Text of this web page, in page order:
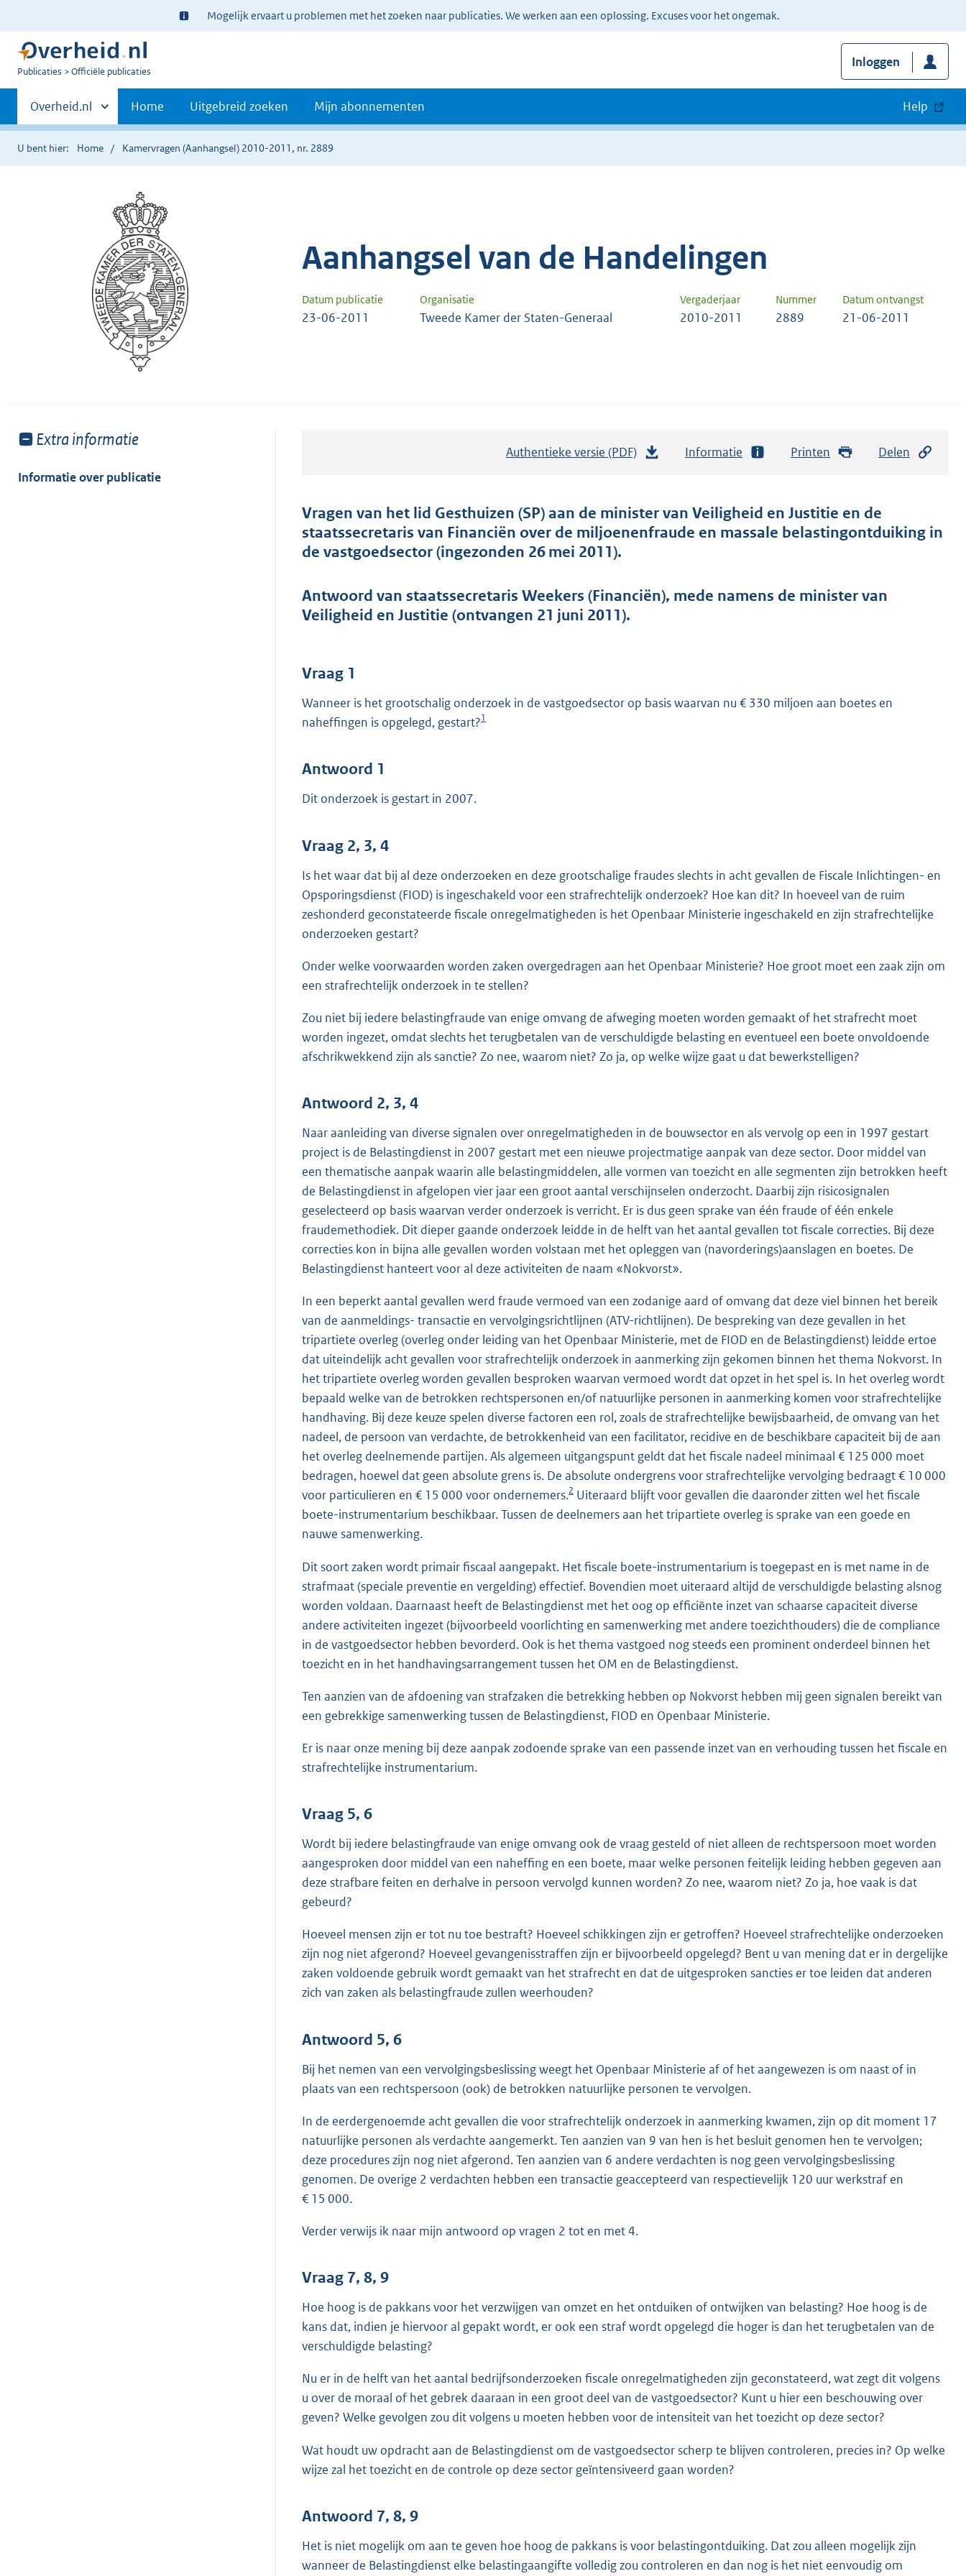
Ter
informatie:
Mogelijk ervaart u problemen met het zoeken naar publicaties. We werken aan een oplossing. Excuses voor het ongemak.
U
Publicaties Officiële publicaties
Inloggen
Primaire
navigatie
Andere
sites
binnen
Overheid.nl Home Uitgebreid zoeken Mijn abonnementen Help
U bent hier: Home Kamervragen (Aanhangsel) 2010-2011, nr. 2889
Aanhangsel van de Handelingen
Datum publicatie Organisatie Vergaderjaar Nummer Datum ontvangst
23-06-2011 Tweede Kamer der Staten-Generaal 2010-2011 2889 21-06-2011
Toon
van:
Extra informatie
Informatie over publicatie
Authentieke versie (PDF)
t
a
s
t
Informatie Printen Delen
Vragen van het lid Gesthuizen (SP) aan de minister van Veiligheid en Justitie en de
staatssecretaris van Financiën over de miljoenenfraude en massale belastingontduiking in
de vastgoedsector (ingezonden 26 mei 2011).
Antwoord van staatssecretaris Weekers (Financiën), mede namens de minister van
Veiligheid en Justitie (ontvangen 21 juni 2011).
Vraag 1
Wanneer is het grootschalig onderzoek in de vastgoedsector op basis waarvan nu € 330 miljoen aan boetes en
naheffingen is opgelegd, gestart?1
Antwoord 1
Dit onderzoek is gestart in 2007.
Vraag 2, 3, 4
Is het waar dat bij al deze onderzoeken en deze grootschalige fraudes slechts in acht gevallen de Fiscale Inlichtingen- en
Opsporingsdienst (FIOD) is ingeschakeld voor een strafrechtelijk onderzoek? Hoe kan dit? In hoeveel van de ruim
zeshonderd geconstateerde fiscale onregelmatigheden is het Openbaar Ministerie ingeschakeld en zijn strafrechtelijke
onderzoeken gestart?
Onder welke voorwaarden worden zaken overgedragen aan het Openbaar Ministerie? Hoe groot moet een zaak zijn om
een strafrechtelijk onderzoek in te stellen?
Zou niet bij iedere belastingfraude van enige omvang de afweging moeten worden gemaakt of het strafrecht moet
worden ingezet, omdat slechts het terugbetalen van de verschuldigde belasting en eventueel een boete onvoldoende
afschrikwekkend zijn als sanctie? Zo nee, waarom niet? Zo ja, op welke wijze gaat u dat bewerkstelligen?
Antwoord 2, 3, 4
Naar aanleiding van diverse signalen over onregelmatigheden in de bouwsector en als vervolg op een in 1997 gestart
project is de Belastingdienst in 2007 gestart met een nieuwe projectmatige aanpak van deze sector. Door middel van
een thematische aanpak waarin alle belastingmiddelen, alle vormen van toezicht en alle segmenten zijn betrokken heeft
de Belastingdienst in afgelopen vier jaar een groot aantal verschijnselen onderzocht. Daarbij zijn risicosignalen
geselecteerd op basis waarvan verder onderzoek is verricht. Er is dus geen sprake van één fraude of één enkele
fraudemethodiek. Dit dieper gaande onderzoek leidde in de helft van het aantal gevallen tot fiscale correcties. Bij deze
correcties kon in bijna alle gevallen worden volstaan met het opleggen van (navorderings)aanslagen en boetes. De
Belastingdienst hanteert voor al deze activiteiten de naam «Nokvorst».
In een beperkt aantal gevallen werd fraude vermoed van een zodanige aard of omvang dat deze viel binnen het bereik
van de aanmeldings- transactie en vervolgingsrichtlijnen (ATV-richtlijnen). De bespreking van deze gevallen in het
tripartiete overleg (overleg onder leiding van het Openbaar Ministerie, met de FIOD en de Belastingdienst) leidde ertoe
dat uiteindelijk acht gevallen voor strafrechtelijk onderzoek in aanmerking zijn gekomen binnen het thema Nokvorst. In
het tripartiete overleg worden gevallen besproken waarvan vermoed wordt dat opzet in het spel is. In het overleg wordt
bepaald welke van de betrokken rechtspersonen en/of natuurlijke personen in aanmerking komen voor strafrechtelijke
handhaving. Bij deze keuze spelen diverse factoren een rol, zoals de strafrechtelijke bewijsbaarheid, de omvang van het
nadeel, de persoon van verdachte, de betrokkenheid van een facilitator, recidive en de beschikbare capaciteit bij de aan
het overleg deelnemende partijen. Als algemeen uitgangspunt geldt dat het fiscale nadeel minimaal € 125 000 moet
bedragen, hoewel dat geen absolute grens is. De absolute ondergrens voor strafrechtelijke vervolging bedraagt € 10 000
voor particulieren en € 15 000 voor ondernemers.2 Uiteraard blijft voor gevallen die daaronder zitten wel het fiscale
boete-instrumentarium beschikbaar. Tussen de deelnemers aan het tripartiete overleg is sprake van een goede en
nauwe samenwerking.
Dit soort zaken wordt primair fiscaal aangepakt. Het fiscale boete-instrumentarium is toegepast en is met name in de
strafmaat (speciale preventie en vergelding) effectief. Bovendien moet uiteraard altijd de verschuldigde belasting alsnog
worden voldaan. Daarnaast heeft de Belastingdienst met het oog op efficiënte inzet van schaarse capaciteit diverse
andere activiteiten ingezet (bijvoorbeeld voorlichting en samenwerking met andere toezichthouders) die de compliance
in de vastgoedsector hebben bevorderd. Ook is het thema vastgoed nog steeds een prominent onderdeel binnen het
toezicht en in het handhavingsarrangement tussen het OM en de Belastingdienst.
Ten aanzien van de afdoening van strafzaken die betrekking hebben op Nokvorst hebben mij geen signalen bereikt van
een gebrekkige samenwerking tussen de Belastingdienst, FIOD en Openbaar Ministerie.
Er is naar onze mening bij deze aanpak zodoende sprake van een passende inzet van en verhouding tussen het fiscale en
strafrechtelijke instrumentarium.
Vraag 5, 6
Wordt bij iedere belastingfraude van enige omvang ook de vraag gesteld of niet alleen de rechtspersoon moet worden
aangesproken door middel van een naheffing en een boete, maar welke personen feitelijk leiding hebben gegeven aan
deze strafbare feiten en derhalve in persoon vervolgd kunnen worden? Zo nee, waarom niet? Zo ja, hoe vaak is dat
gebeurd?
Hoeveel mensen zijn er tot nu toe bestraft? Hoeveel schikkingen zijn er getroffen? Hoeveel strafrechtelijke onderzoeken
zijn nog niet afgerond? Hoeveel gevangenisstraffen zijn er bijvoorbeeld opgelegd? Bent u van mening dat er in dergelijke
zaken voldoende gebruik wordt gemaakt van het strafrecht en dat de uitgesproken sancties er toe leiden dat anderen
zich van zaken als belastingfraude zullen weerhouden?
Antwoord 5, 6
Bij het nemen van een vervolgingsbeslissing weegt het Openbaar Ministerie af of het aangewezen is om naast of in
plaats van een rechtspersoon (ook) de betrokken natuurlijke personen te vervolgen.
In de eerdergenoemde acht gevallen die voor strafrechtelijk onderzoek in aanmerking kwamen, zijn op dit moment 17
natuurlijke personen als verdachte aangemerkt. Ten aanzien van 9 van hen is het besluit genomen hen te vervolgen;
deze procedures zijn nog niet afgerond. Ten aanzien van 6 andere verdachten is nog geen vervolgingsbeslissing
genomen. De overige 2 verdachten hebben een transactie geaccepteerd van respectievelijk 120 uur werkstraf en
€ 15 000.
Verder verwijs ik naar mijn antwoord op vragen 2 tot en met 4.
Vraag 7, 8, 9
Hoe hoog is de pakkans voor het verzwijgen van omzet en het ontduiken of ontwijken van belasting? Hoe hoog is de
kans dat, indien je hiervoor al gepakt wordt, er ook een straf wordt opgelegd die hoger is dan het terugbetalen van de
verschuldigde belasting?
Nu er in de helft van het aantal bedrijfsonderzoeken fiscale onregelmatigheden zijn geconstateerd, wat zegt dit volgens
u over de moraal of het gebrek daaraan in een groot deel van de vastgoedsector? Kunt u hier een beschouwing over
geven? Welke gevolgen zou dit volgens u moeten hebben voor de intensiteit van het toezicht op deze sector?
Wat houdt uw opdracht aan de Belastingdienst om de vastgoedsector scherp te blijven controleren, precies in? Op welke
wijze zal het toezicht en de controle op deze sector geïntensiveerd gaan worden?
Antwoord 7, 8, 9
Het is niet mogelijk om aan te geven hoe hoog de pakkans is voor belastingontduiking. Dat zou alleen mogelijk zijn
wanneer de Belastingdienst elke belastingaangifte volledig zou controleren en dan nog is het niet eenvoudig om